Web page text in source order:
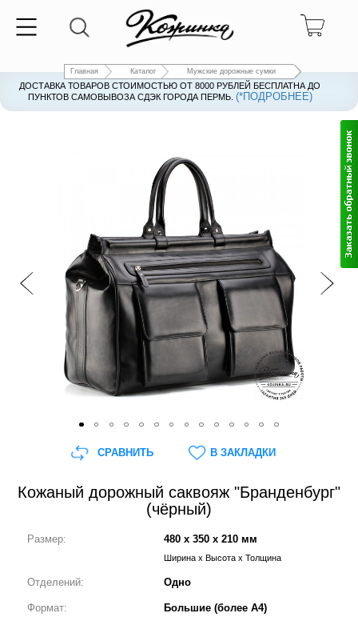
Главная Каталог Мужские дорожные сумки
ДОСТАВКА ТОВАРОВ СТОИМОСТЬЮ ОТ 8000 РУБЛЕЙ БЕСПЛАТНА ДО
ПУНКТОВ САМОВЫВОЗА СДЭК ГОРОДА ПЕРМЬ. (*ПОДРОБНЕЕ)
Кожаный дорожный саквояж "Бранденбург"
(чёрный)
Размер: 480 x 350 x 210 мм
Ширина x Высота x Толщина
Отделений: Одно
Формат: Большие (более А4)
СРАВНИТЬ В ЗАКЛАДКИ